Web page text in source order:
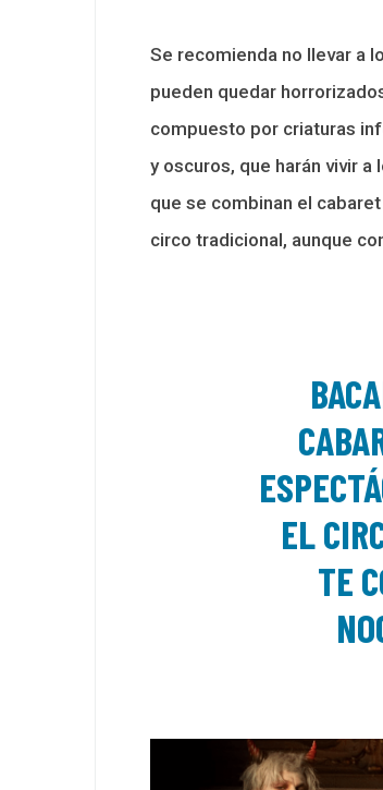
Se recomienda no llevar a
pueden quedar
compuesto por criaturas
y oscuros, que harán vivir
que se combinan el
circo tradicional, aunque
EL
TE